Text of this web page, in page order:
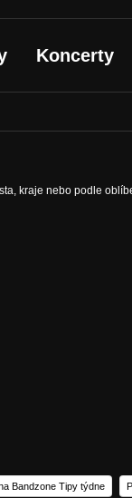
Koncerty
kraje nebo podle
Bandzone Tipy týdne